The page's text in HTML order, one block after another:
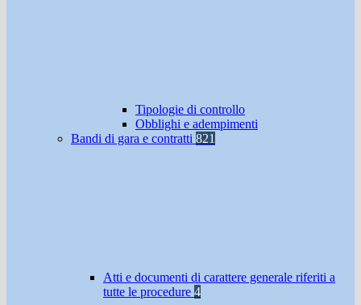
Tipologie di controllo
Obblighi e adempimenti
Bandi di gara e contratti 821
Atti e documenti di carattere generale riferiti a
tutte le procedure 4